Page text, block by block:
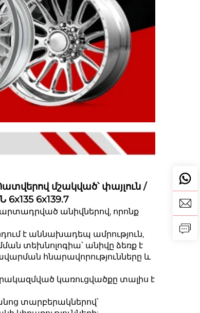
մշակված՝ փայլուն /
6x139.7
անիվներով, որոնք
է աննախադեպ ամրություն,
տեխնոլոգիա՝ անիվը ձեռք է
հնարավորությունները և
կառուցվածքը տալիս է
տարբերակներով՝